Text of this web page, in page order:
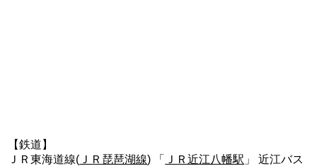
【鉄道】
ＪＲ東海道線( ＪＲ琵琶湖線) 「 ＪＲ近江八幡駅 」 近江バス